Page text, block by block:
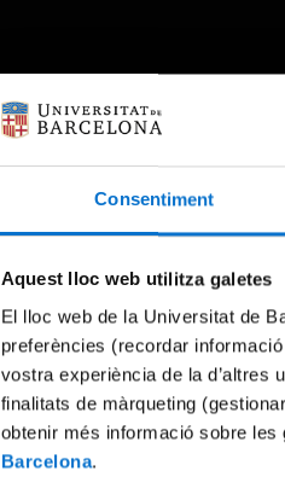
Consentiment
Aquest lloc web utilitza galetes
El lloc web de la Universitat de
preferències (recordar
vostra experiència de la d’altres
finalitats de màrqueting
obtenir més informació sobre
Barcelona.